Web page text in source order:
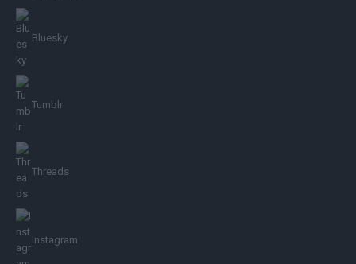
Bluesky
Tumblr
Threads
Instagram